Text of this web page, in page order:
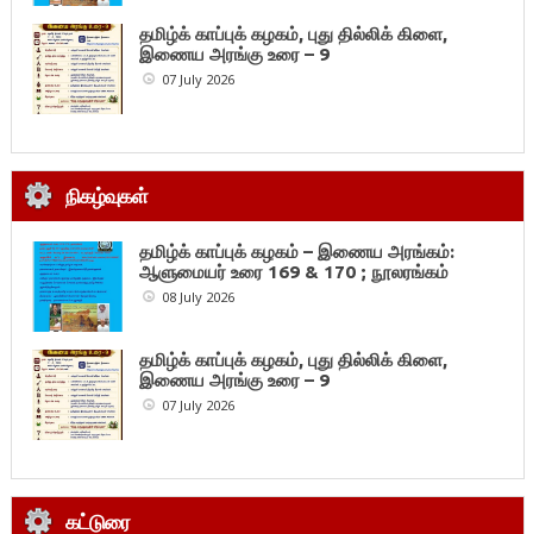
தமிழ்க் காப்புக் கழகம், புது தில்லிக் கிளை,
இணைய அரங்கு உரை – 9
07 July 2026
நிகழ்வுகள்
தமிழ்க் காப்புக் கழகம் – இணைய அரங்கம்:
ஆளுமையர் உரை 169 & 170 ; நூலரங்கம்
08 July 2026
தமிழ்க் காப்புக் கழகம், புது தில்லிக் கிளை,
இணைய அரங்கு உரை – 9
07 July 2026
கட்டுரை